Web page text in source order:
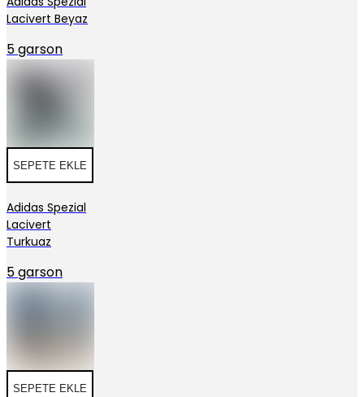
Lacivert Beyaz
5 garson
SEPETE EKLE
Adidas Spezial
Lacivert
Turkuaz
5 garson
SEPETE EKLE